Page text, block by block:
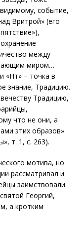
событие,
Вритрой» (его
между
миром…
«Нт» – точка в
знание, Традицию.
Традицию,
что не они, а
этих образов»
т. 1, с. 263).
мотива, но
рассматривал и
заимствовали
Георгий,
а кротким